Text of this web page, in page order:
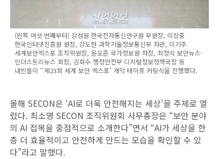
(왼쪽 여섯 번째부터) 강성원 한국전자통신연구원 부원장, 이상중
한국인터넷진흥원 원장, 강도현 과학기술정보통신부 차관, 이기주
세계보안엑스포 조직위원장, 윤오준 국가정보원 차장, 최정식 보안뉴스·
인더스트리뉴스 회장, 김회수 행정안전부 디지털정보정책국장 등
내빈들이 '‘제23회 세계 보안 엑스포' 개막 테이프 커팅식을 진행했다.
올해 SECON은 ‘AI로 더욱 안전해지는 세상’을 주제로 열
렸다. 최소영 SECON 조직위원회 사무총장은 “보안 분야
의 AI 접목을 중점적으로 소개한다”면서 “AI가 세상을 한
층 더 효율적이고 안전하게 만드는 모습을 확인할 수 있
다”라고 말했다.